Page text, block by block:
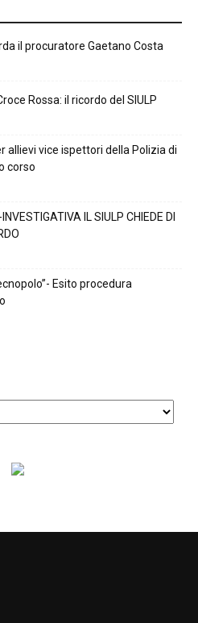
il procuratore Gaetano Costa
Rossa: il ricordo del SIULP
allievi vice ispettori della Polizia di
corso
IL SIULP CHIEDE DI
Esito procedura